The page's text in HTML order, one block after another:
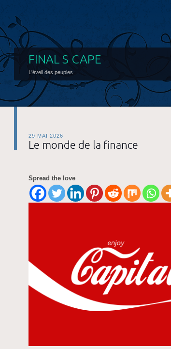
FINAL S CAPE
L'éveil des peuples
29 MAI 2026
Le monde de la finance
Spread the love